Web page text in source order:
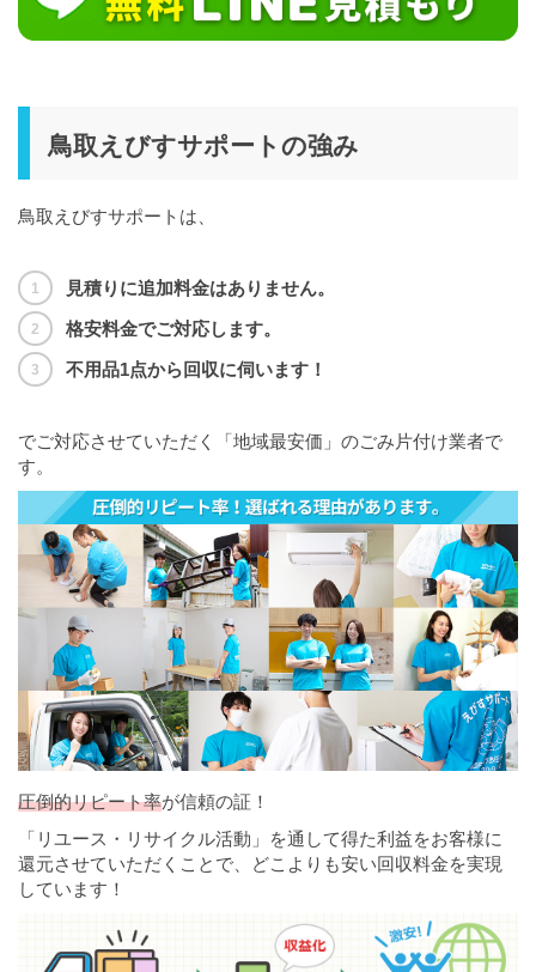
鳥取えびすサポートの強み
鳥取えびすサポートは、
見積りに追加料金はありません。
格安料金でご対応します。
不用品1点から回収に伺います！
でご対応させていただく「地域最安価」のごみ片付け業者で
す。
圧倒的リピート率が信頼の証！
「リユース・リサイクル活動」を通して得た利益をお客様に
還元させていただくことで、どこよりも安い回収料金を実現
しています！